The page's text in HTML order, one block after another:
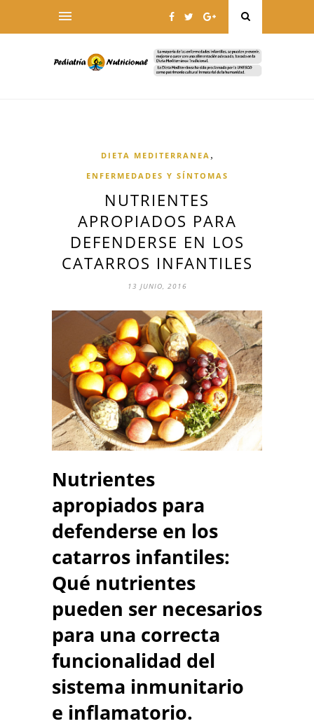
DIETA MEDITERRANEA ,
ENFERMEDADES Y SÍNTOMAS
NUTRIENTES
APROPIADOS PARA
DEFENDERSE EN LOS
CATARROS INFANTILES
13 JUNIO, 2016
Nutrientes
apropiados para
defenderse en los
catarros infantiles:
Qué nutrientes
pueden ser necesarios
para una correcta
funcionalidad del
sistema inmunitario
e inflamatorio.